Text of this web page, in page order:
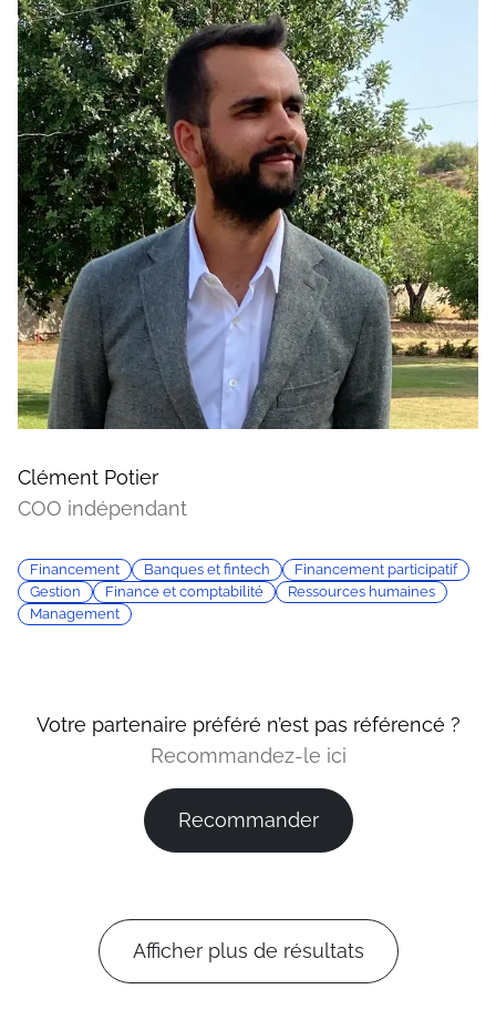
Clément Potier
COO indépendant
Financement Banques et fintech
Financement participatif
Gestion
Finance et comptabilité
Ressources humaines
Management
Votre partenaire préféré n’est pas référencé ?
Recommandez-le ici
Recommander
Afficher plus de résultats